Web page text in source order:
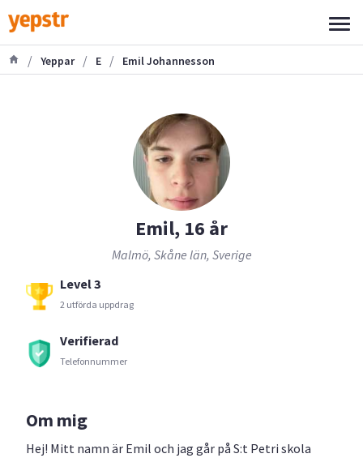
/ Yeppar / E / Emil Johannesson
Emil, 16 år
Malmö, Skåne län, Sverige
Level 3
2 utförda uppdrag
Verifierad
Telefonnummer
Om mig
Hej! Mitt namn är Emil och jag går på S:t Petri skola